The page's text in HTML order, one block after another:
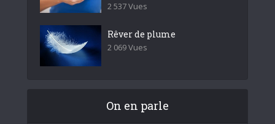
2 537 Vues
Rêver de plume
2 069 Vues
On en parle